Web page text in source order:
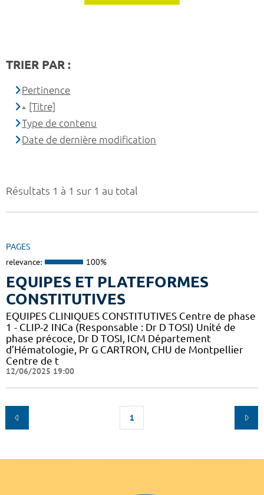
Résultats 1 à 1 sur 1 au total
PAGES
relevance: 100%
EQUIPES ET PLATEFORMES
CONSTITUTIVES
EQUIPES CLINIQUES CONSTITUTIVES Centre de phase
1 - CLIP-2 INCa (Responsable : Dr D TOSI) Unité de
phase précoce, Dr D TOSI, ICM Département
d’Hématologie, Pr G CARTRON, CHU de Montpellier
Centre de t
12/06/2025 19:00
1
TRIER PAR :
Pertinence
[Titre]
Type de contenu
Date de dernière modification